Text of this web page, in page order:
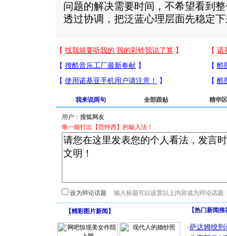
问题的解决需要时间，不希望看到
透过协调，把泛蓝心理层面先稳定
我来说两句 全部跟贴 精华区
用户：
唯一能打出【范特西】的输入法！
设为辩论话题
【精彩图片新闻 】 【热门新闻
·萨达姆绞刑